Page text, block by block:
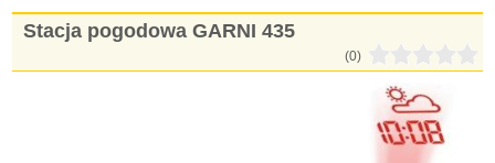
Stacja pogodowa GARNI 435
(0)